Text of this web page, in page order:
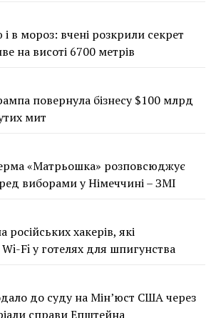
в мороз: вчені розкрили секрет
на висоті 6700 метрів
повернула бізнесу $100 млрд
мит
«Матрьошка» розповсюджує
виборами у Німеччині – ЗМІ
хакерів, які
Fi у готелях для шпигунства
до суду на Мін’юст США через
справи Епштейна